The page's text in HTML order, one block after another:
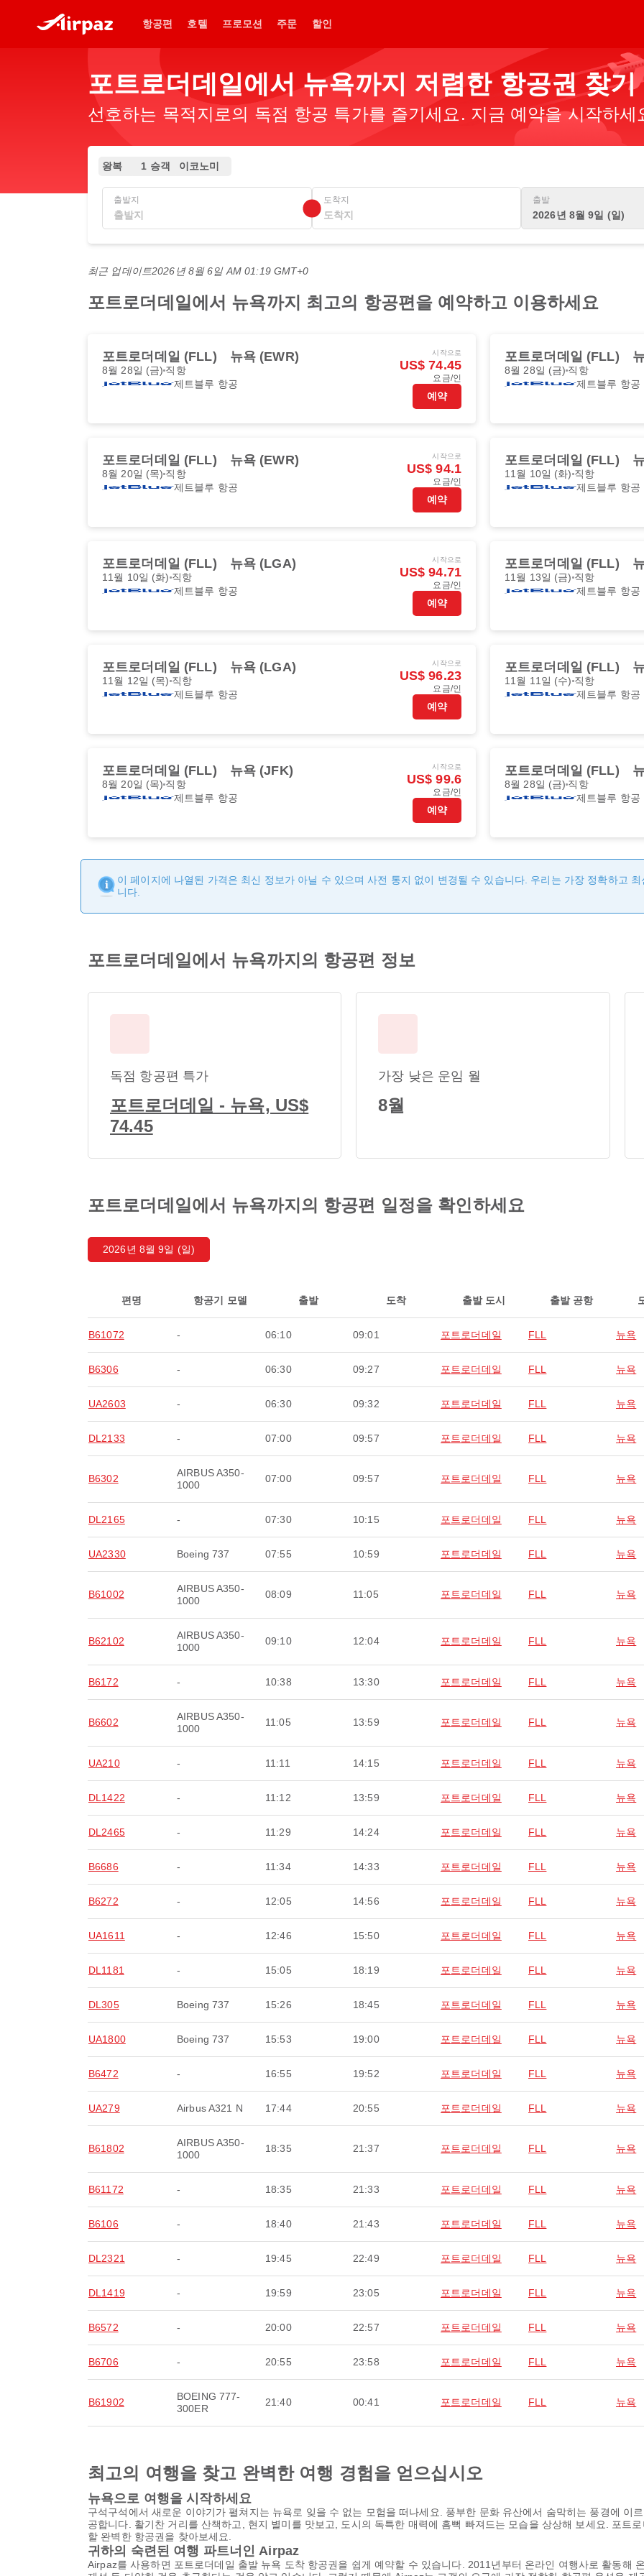
항공편 호텔 프로모션 주문 할인
포트로더데일에서 뉴욕까지 저렴한 항공권 찾기
선호하는 목적지로의 독점 항공 특가를 즐기세요. 지금 예약을 시작하세
왕복 1 승객 이코노미
출발지 도착지 출발
2026년 8월 9일 (일)
최근 업데이트2026년 8월 6일 AM 01:19 GMT+0
포트로더데일에서 뉴욕까지 최고의 항공편을 예약하고 이용하세요
포트로더데일 (FLL) 뉴욕 (EWR)
8월 28일 (금) 직항
제트블루 항공
시작으로
US$ 74.45
요금/인
예약
포트로더데일 (FLL)
8월 28일 (금) 직항
제트블루 항공
포트로더데일 (FLL) 뉴욕 (EWR)
8월 20일 (목) 직항
제트블루 항공
시작으로
US$ 94.1
요금/인
예약
포트로더데일 (FLL)
11월 10일 (화) 직항
제트블루 항공
포트로더데일 (FLL) 뉴욕 (LGA)
11월 10일 (화) 직항
제트블루 항공
시작으로
US$ 94.71
요금/인
예약
포트로더데일 (FLL)
11월 13일 (금) 직항
제트블루 항공
포트로더데일 (FLL) 뉴욕 (LGA)
11월 12일 (목) 직항
제트블루 항공
시작으로
US$ 96.23
요금/인
예약
포트로더데일 (FLL)
11월 11일 (수) 직항
제트블루 항공
포트로더데일 (FLL) 뉴욕 (JFK)
8월 20일 (목) 직항
제트블루 항공
시작으로
US$ 99.6
요금/인
예약
포트로더데일 (FLL)
8월 28일 (금) 직항
제트블루 항공
이 페이지에 나열된 가격은 최신 정보가 아닐 수 있으며 사전 통지 없이 변경될 수 있습니다. 우리는 가장 정확하고
니다.
포트로더데일에서 뉴욕까지의 항공편 정보
독점 항공편 특가
포트로더데일 - 뉴욕, US$
74.45
가장 낮은 운임 월
8월
포트로더데일에서 뉴욕까지의 항공편 일정을 확인하세요
2026년 8월 9일 (일)
편명 항공기 모델 출발 도착 출발 도시 출발 공항
B61072 - 06:10 09:01 포트로더데일 FLL 뉴욕
B6306 - 06:30 09:27 포트로더데일 FLL 뉴욕
UA2603 - 06:30 09:32 포트로더데일 FLL 뉴욕
DL2133 - 07:00 09:57 포트로더데일 FLL 뉴욕
B6302
AIRBUS A350-
1000
07:00 09:57 포트로더데일 FLL 뉴욕
DL2165 - 07:30 10:15 포트로더데일 FLL 뉴욕
UA2330 Boeing 737 07:55 10:59 포트로더데일 FLL 뉴욕
B61002
AIRBUS A350-
1000
08:09 11:05 포트로더데일 FLL 뉴욕
B62102
AIRBUS A350-
1000
09:10 12:04 포트로더데일 FLL 뉴욕
B6172 - 10:38 13:30 포트로더데일 FLL 뉴욕
B6602
AIRBUS A350-
1000
11:05 13:59 포트로더데일 FLL 뉴욕
UA210 - 11:11 14:15 포트로더데일 FLL 뉴욕
DL1422 - 11:12 13:59 포트로더데일 FLL 뉴욕
DL2465 - 11:29 14:24 포트로더데일 FLL 뉴욕
B6686 - 11:34 14:33 포트로더데일 FLL 뉴욕
B6272 - 12:05 14:56 포트로더데일 FLL 뉴욕
UA1611 - 12:46 15:50 포트로더데일 FLL 뉴욕
DL1181 - 15:05 18:19 포트로더데일 FLL 뉴욕
DL305 Boeing 737 15:26 18:45 포트로더데일 FLL 뉴욕
UA1800 Boeing 737 15:53 19:00 포트로더데일 FLL 뉴욕
B6472 - 16:55 19:52 포트로더데일 FLL 뉴욕
UA279 Airbus A321 N 17:44 20:55 포트로더데일 FLL 뉴욕
B61802
AIRBUS A350-
1000
18:35 21:37 포트로더데일 FLL 뉴욕
B61172 - 18:35 21:33 포트로더데일 FLL 뉴욕
B6106 - 18:40 21:43 포트로더데일 FLL 뉴욕
DL2321 - 19:45 22:49 포트로더데일 FLL 뉴욕
DL1419 - 19:59 23:05 포트로더데일 FLL 뉴욕
B6572 - 20:00 22:57 포트로더데일 FLL 뉴욕
B6706 - 20:55 23:58 포트로더데일 FLL 뉴욕
B61902
BOEING 777-
300ER
21:40 00:41 포트로더데일 FLL 뉴욕
최고의 여행을 찾고 완벽한 여행 경험을 얻으십시오
뉴욕으로 여행을 시작하세요
구석구석에서 새로운 이야기가 펼쳐지는 뉴욕로 잊을 수 없는 모험을 떠나세요. 풍부한 문화 유산에서 숨막히는 풍경에 이
공합니다. 활기찬 거리를 산책하고, 현지 별미를 맛보고, 도시의 독특한 매력에 흠뻑 빠져드는 모습을 상상해 보세요. 포트
할 완벽한 항공권을 찾아보세요.
귀하의 숙련된 여행 파트너인 Airpaz
Airpaz를 사용하면 포트로더데일 출발 뉴욕 도착 항공권을 쉽게 예약할 수 있습니다. 2011년부터 온라인 여행사로 활동해